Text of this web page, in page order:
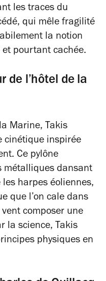
les traces du
qui mêle fragilité
la notion
pourtant cachée.
de l’hôtel de la
Marine, Takis
cinétique inspirée
Ce pylône
métalliques dansant
harpes éoliennes,
que l’on cale dans
composer une
la science, Takis
physiques en